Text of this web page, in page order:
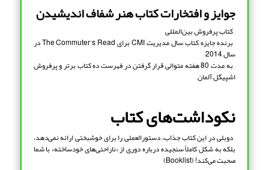
جوایز و افتخارات کتاب هنر شفاف اندیشیدن
– کتاب پرفروش بین‌المللی
– برنده جایزه کتاب سال مدیریت CMI برای The Commuter’s Read در
سال 2014
– به مدت 80 هفته متوالی قرار گرفتن در فهرست ده کتاب برتر و پرفروش
اشپیگل آلمان
نکوداشت‌های کتاب
– دوبلی در این کتاب جذاب، دستورالعملی را برای خوشبختی ارائه نمی‌دهد،
بلکه به شکل کاملاً سنجیده درباره دوری از «ناراحتی‌های خودساخته» با شما
صحبت می‌کند! (Booklist)